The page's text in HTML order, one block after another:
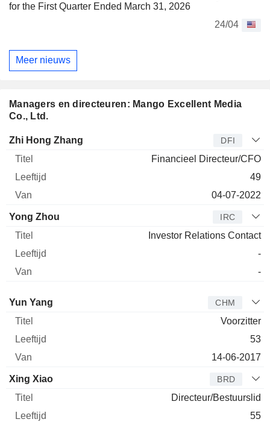
for the First Quarter Ended March 31, 2026
24/04
Meer nieuws
Managers en directeuren: Mango Excellent Media
Co., Ltd.
Bedrijfsleider Titel
Zhi Hong Zhang DFI
Financieel Directeur/CFO
49
04-07-2022
Yong Zhou IRC
Investor Relations Contact
-
-
Bestuurder
Yun Yang CHM
Voorzitter
53
14-06-2017
Xing Xiao BRD
Directeur/Bestuurslid
55